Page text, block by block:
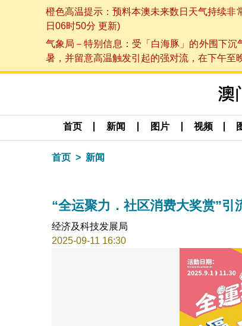
橙色高温提示：预料本澳未来数日天气持续
日06时50分 更新)
气象局－特别信息：受「白海豚」的外围下
暑，并留意高温触发引起的强对流，在下午
首页 新闻 图片 视频
首页 新闻
“全运聚力．社区消费大奖赏”引
经济及科技发展局
2025-09-11 16:30